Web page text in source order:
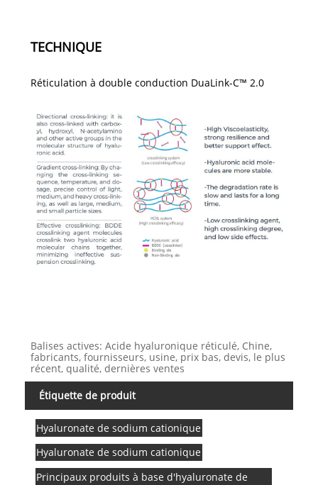
TECHNIQUE
Réticulation à double conduction DuaLink-C™ 2.0
Balises actives: Acide hyaluronique réticulé, Chine,
fabricants, fournisseurs, usine, prix bas, devis, le plus
récent, qualité, dernières ventes
Étiquette de produit
Hyaluronate de sodium cationique
Hyaluronate de sodium cationique
Principaux produits à base d'hyaluronate de